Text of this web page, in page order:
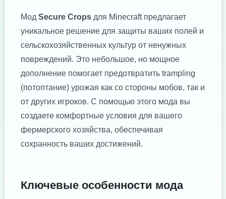
Мод Secure Crops для Minecraft предлагает
уникальное решение для защиты ваших полей и
сельскохозяйственных культур от ненужных
повреждений. Это небольшое, но мощное
дополнение помогает предотвратить trampling
(потоптание) урожая как со стороны мобов, так и
от других игроков. С помощью этого мода вы
создаете комфортные условия для вашего
фермерского хозяйства, обеспечивая
сохранность ваших достижений.
Ключевые особенности мода